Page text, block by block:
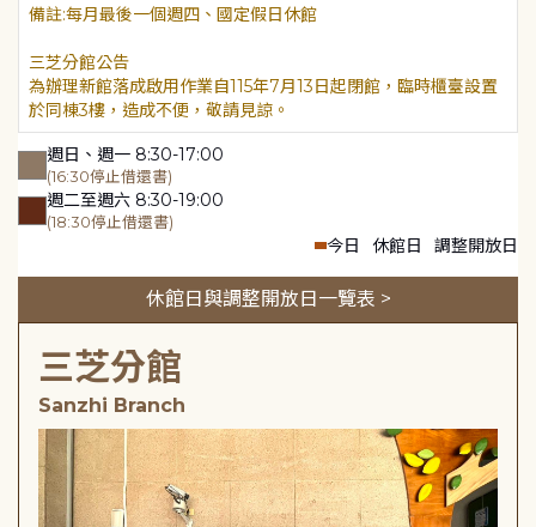
每月最後一個週四、國定假日休館
三芝分館公告
為辦理新館落成啟用作業自115年7月13日起閉館，臨時櫃臺設置
於同棟3樓，造成不便，敬請見諒。
週日、週一 8:30-17:00
(16:30停止借還書)
週二至週六 8:30-19:00
(18:30停止借還書)
今日 休館日 調整開放日
休館日與調整開放日一覽表 >
三芝分館
Sanzhi Branch